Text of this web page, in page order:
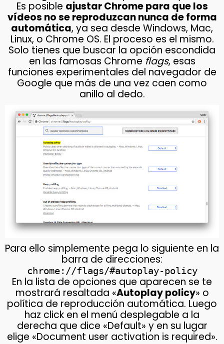
Es posible ajustar Chrome para que los
vídeos no se reproduzcan nunca de forma
automática, ya sea desde Windows, Mac,
Linux, o Chrome OS. El proceso es el mismo.
Solo tienes que buscar la opción escondida
en las famosas Chrome flags, esas
funciones experimentales del navegador de
Google que más de una vez caen como
anillo al dedo.
Para ello simplemente pega lo siguiente en la
barra de direcciones:
chrome://flags/#autoplay-policy
En la lista de opciones que aparecen se te
mostrará resaltada «Autoplay policy» o
política de reproducción automática. Luego
haz click en el menú desplegable a la
derecha que dice «Default» y en su lugar
elige «Document user activation is required».